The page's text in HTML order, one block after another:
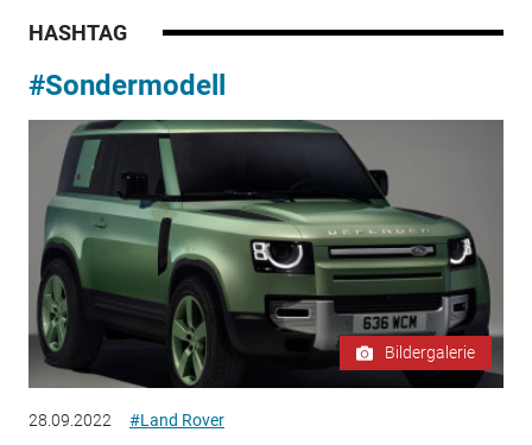
HASHTAG
#Sondermodell
Bildergalerie
28.09.2022 #Land Rover